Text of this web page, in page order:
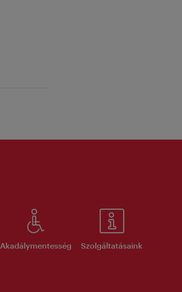
Akadálymentesség Szolgáltatásaink